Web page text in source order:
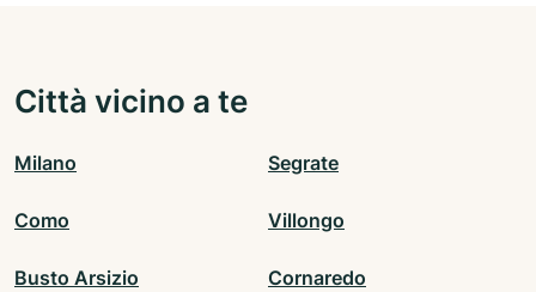
Città vicino a te
Milano Segrate
Como Villongo
Busto Arsizio Cornaredo